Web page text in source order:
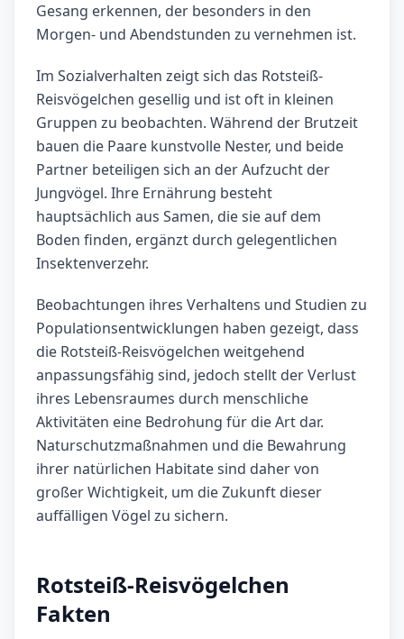
Gesang erkennen, der besonders in den
Morgen- und Abendstunden zu vernehmen ist.
Im Sozialverhalten zeigt sich das Rotsteiß-
Reisvögelchen gesellig und ist oft in kleinen
Gruppen zu beobachten. Während der Brutzeit
bauen die Paare kunstvolle Nester, und beide
Partner beteiligen sich an der Aufzucht der
Jungvögel. Ihre Ernährung besteht
hauptsächlich aus Samen, die sie auf dem
Boden finden, ergänzt durch gelegentlichen
Insektenverzehr.
Beobachtungen ihres Verhaltens und Studien zu
Populationsentwicklungen haben gezeigt, dass
die Rotsteiß-Reisvögelchen weitgehend
anpassungsfähig sind, jedoch stellt der Verlust
ihres Lebensraumes durch menschliche
Aktivitäten eine Bedrohung für die Art dar.
Naturschutzmaßnahmen und die Bewahrung
ihrer natürlichen Habitate sind daher von
großer Wichtigkeit, um die Zukunft dieser
auffälligen Vögel zu sichern.
Rotsteiß-Reisvögelchen
Fakten